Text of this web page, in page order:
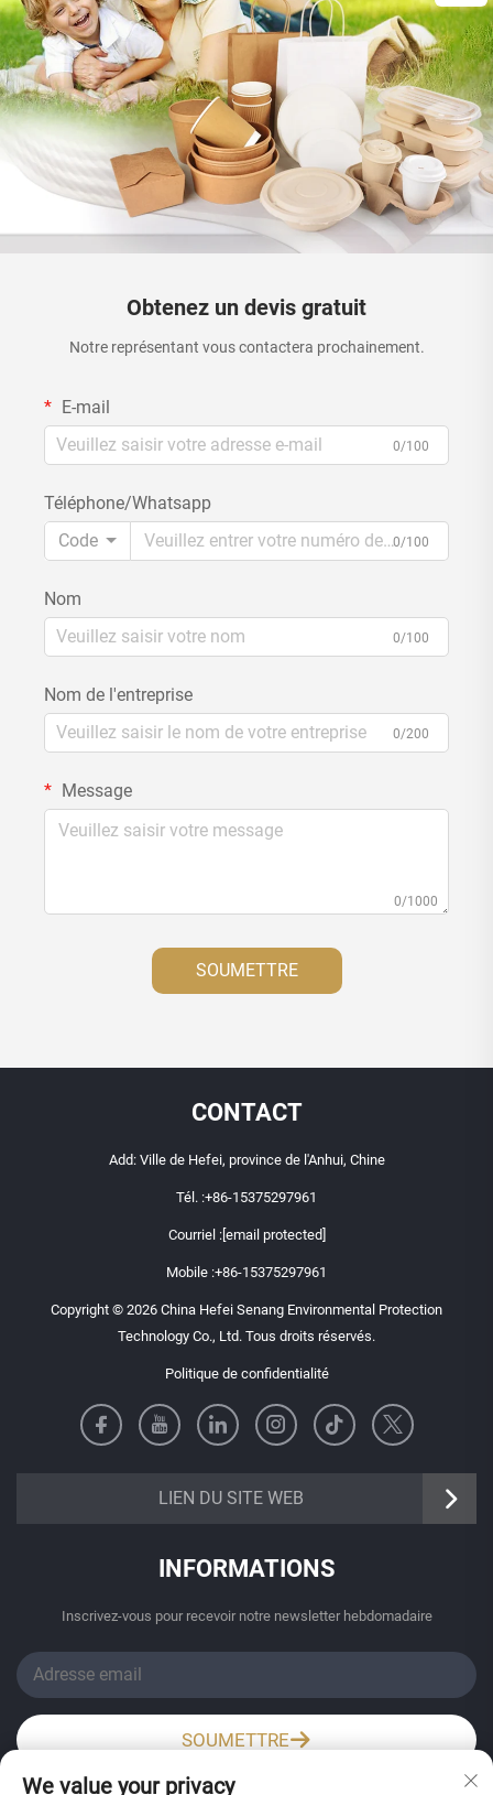
Obtenez un devis gratuit
Notre représentant vous contactera prochainement.
E-mail
0/100
Téléphone/Whatsapp
Code
0/100
Nom
0/100
Nom de l'entreprise
0/200
Message
0/1000
SOUMETTRE
CONTACT
Add: Ville de Hefei, province de l'Anhui, Chine
Tél. :+86-15375297961
Courriel :[email protected]
Mobile :+86-15375297961
Copyright © 2026 China Hefei Senang Environmental Protection
Technology Co., Ltd. Tous droits réservés.
Politique de confidentialité
LIEN DU SITE WEB
https://senangbz.en.alibaba.com
INFORMATIONS
Inscrivez-vous pour recevoir notre newsletter hebdomadaire
SOUMETTRE
We value your privacy